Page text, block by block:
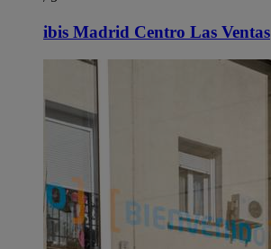
ibis Madrid Centro Las Ventas